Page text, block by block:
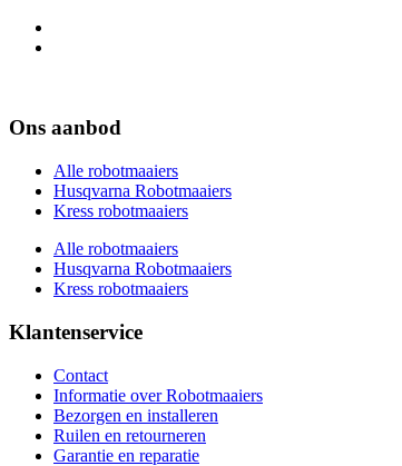
Ons aanbod
Alle robotmaaiers
Husqvarna Robotmaaiers
Kress robotmaaiers
Alle robotmaaiers
Husqvarna Robotmaaiers
Kress robotmaaiers
Klantenservice
Contact
Informatie over Robotmaaiers
Bezorgen en installeren
Ruilen en retourneren
Garantie en reparatie